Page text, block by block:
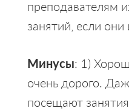
преподавателям
занятий, если
Минусы: 1)
очень дорого.
посещают